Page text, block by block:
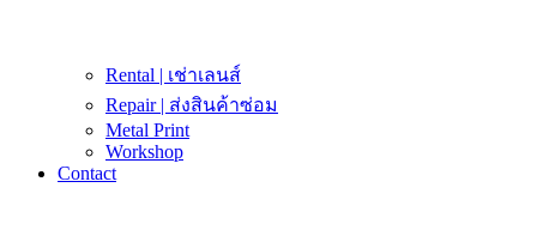
Rental | เช่าเลนส์
Repair | ส่งสินค้าซ่อม
Metal Print
Workshop
Contact